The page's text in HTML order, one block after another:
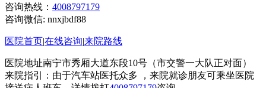
咨询热线： 4008797179
咨询微信: nnxjbdf88
医院首页|在线咨询|来院路线
医院地址南宁市秀厢大道东段10号（市交警一大队正对面）
来院指引：由于汽车站医托众多 ，来院就诊朋友可乘坐医院